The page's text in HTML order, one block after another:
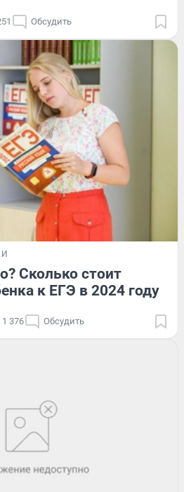
Обсудить
Сколько стоит
к ЕГЭ в 2024 году
1 376 Обсудить